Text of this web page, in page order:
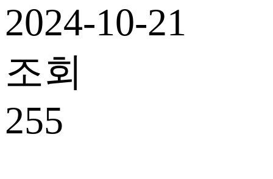
2024-10-21
조회
255